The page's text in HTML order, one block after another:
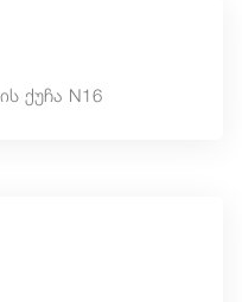
ქუჩა N16